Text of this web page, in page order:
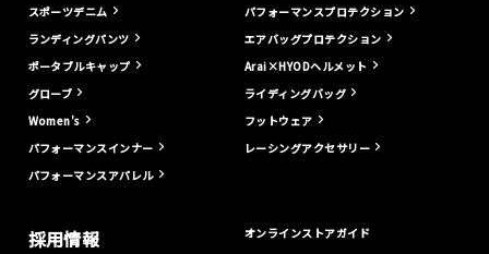
スポーツデニム
ランディングパンツ
ポータブルキャップ
グローブ
Women's
パフォーマンスインナー
パフォーマンスアパレル
パフォーマンスプロテクション
エアバッグプロテクション
Arai×HYODヘルメット
ライディングバッグ
フットウェア
レーシングアクセサリー
採用情報
オンラインストアガイド